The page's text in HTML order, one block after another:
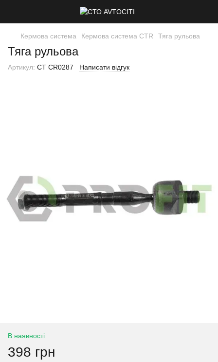
Кермова система Кермова система CTR Тяга рульова
Тяга рульова
Артикул: CT CR0287 Написати відгук
В наявності
398 грн